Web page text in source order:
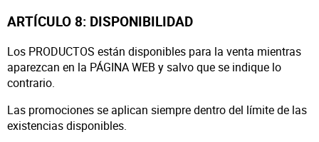
ARTÍCULO 8: DISPONIBILIDAD
Los PRODUCTOS están disponibles para la venta mientras
aparezcan en la PÁGINA WEB y salvo que se indique lo
contrario.
Las promociones se aplican siempre dentro del límite de las
existencias disponibles.